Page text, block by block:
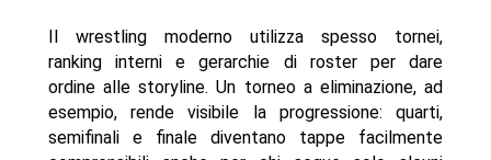
Il wrestling moderno utilizza spesso tornei,
ranking interni e gerarchie di roster per dare
ordine alle storyline. Un torneo a eliminazione, ad
esempio, rende visibile la progressione: quarti,
semifinali e finale diventano tappe facilmente